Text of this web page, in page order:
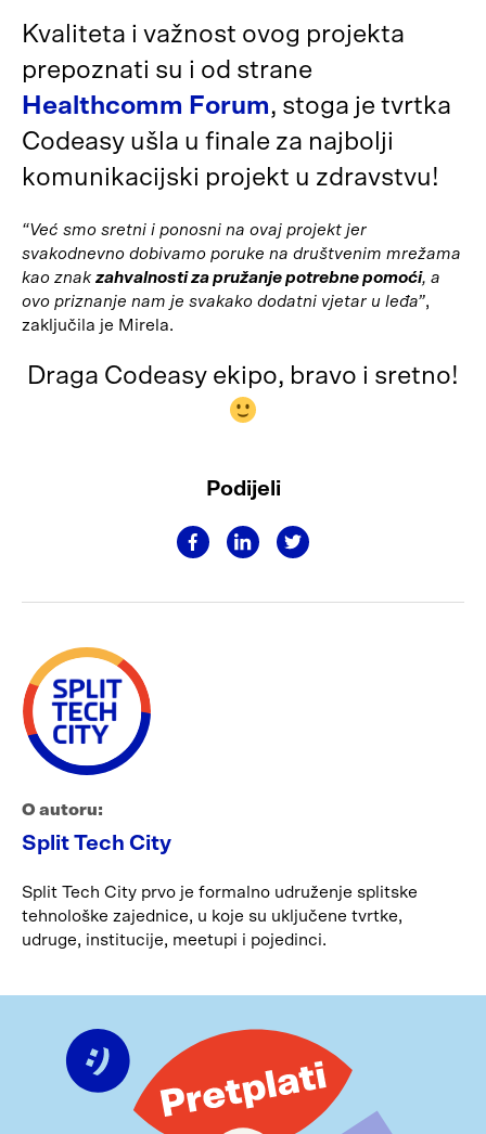
Kvaliteta i važnost ovog projekta
prepoznati su i od strane
Healthcomm Forum, stoga je tvrtka
Codeasy ušla u finale za najbolji
komunikacijski projekt u zdravstvu!
“Već smo sretni i ponosni na ovaj projekt jer
svakodnevno dobivamo poruke na društvenim mrežama
kao znakzahvalnosti za pružanje potrebne pomoći, a
ovo priznanje nam je svakako dodatni vjetar u leđa”,
zaključila je Mirela.
Draga Codeasy ekipo, bravo i sretno!
Podijeli
O autoru:
Split Tech City
Split Tech City prvo je formalno udruženje splitske
tehnološke zajednice, u koje su uključene tvrtke,
udruge, institucije, meetupi i pojedinci.